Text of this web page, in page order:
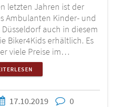
letzten Jahren ist der
Ambulanten Kinder- und
auch in diesem
Biker4Kids erhältlich. Es
viele Preise im…
17.10.2019 0